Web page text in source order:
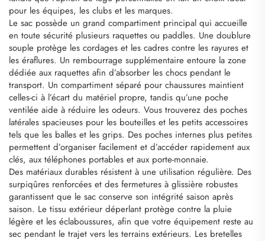
pour les équipes, les clubs et les marques.
Le sac possède un grand compartiment principal qui accueille
en toute sécurité plusieurs raquettes ou paddles. Une doublure
souple protège les cordages et les cadres contre les rayures et
les éraflures. Un rembourrage supplémentaire entoure la zone
dédiée aux raquettes afin d’absorber les chocs pendant le
transport. Un compartiment séparé pour chaussures maintient
celles-ci à l’écart du matériel propre, tandis qu’une poche
ventilée aide à réduire les odeurs. Vous trouverez des poches
latérales spacieuses pour les bouteilles et les petits accessoires
tels que les balles et les grips. Des poches internes plus petites
permettent d’organiser facilement et d’accéder rapidement aux
clés, aux téléphones portables et aux porte-monnaie.
Des matériaux durables résistent à une utilisation régulière. Des
surpiqûres renforcées et des fermetures à glissière robustes
garantissent que le sac conserve son intégrité saison après
saison. Le tissu extérieur déperlant protège contre la pluie
légère et les éclaboussures, afin que votre équipement reste au
sec pendant le trajet vers les terrains extérieurs. Les bretelles